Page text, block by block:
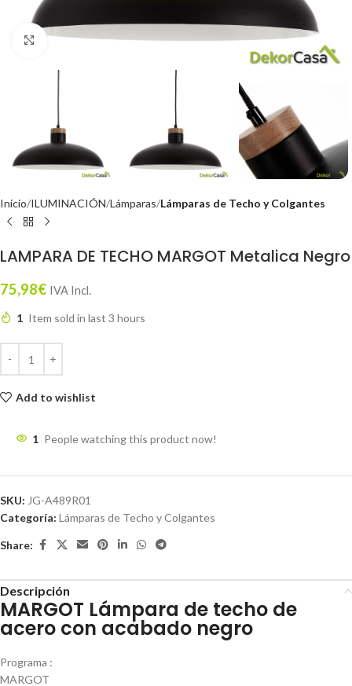
Click to enlarge
Inicio ILUMINACIÓN Lámparas Lámparas de Techo y Colgantes
LAMPARA DE TECHO MARGOT Metalica Negro
75,98€ IVA Incl.
1 Item sold in last 3 hours
Add to wishlist
1 People watching this product now!
SKU: JG-A489R01
Categoría: Lámparas de Techo y Colgantes
Share:
Descripción
MARGOT Lámpara de techo de
acero con acabado negro
Programa :
MARGOT